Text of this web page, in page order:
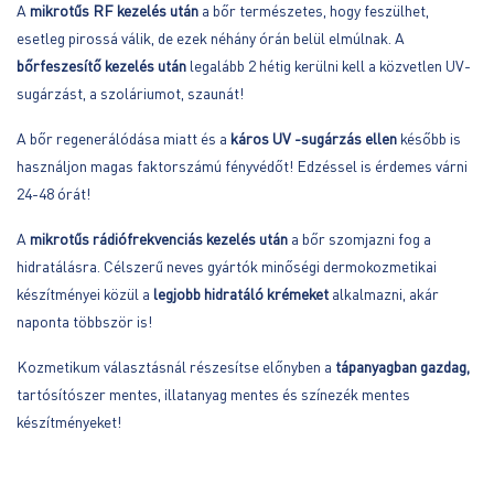
A mikrotűs RF kezelés után a bőr természetes, hogy feszülhet,
esetleg pirossá válik, de ezek néhány órán belül elmúlnak. A
bőrfeszesítő kezelés után legalább 2 hétig kerülni kell a közvetlen UV-
sugárzást, a szoláriumot, szaunát!
A bőr regenerálódása miatt és a káros UV -sugárzás ellen később is
használjon magas faktorszámú fényvédőt! Edzéssel is érdemes várni
24-48 órát!
A mikrotűs rádiófrekvenciás kezelés után a bőr szomjazni fog a
hidratálásra. Célszerű neves gyártók minőségi dermokozmetikai
készítményei közül a legjobb hidratáló krémeket alkalmazni, akár
naponta többször is!
Kozmetikum választásnál részesítse előnyben a tápanyagban gazdag,
tartósítószer mentes, illatanyag mentes és színezék mentes
készítményeket!